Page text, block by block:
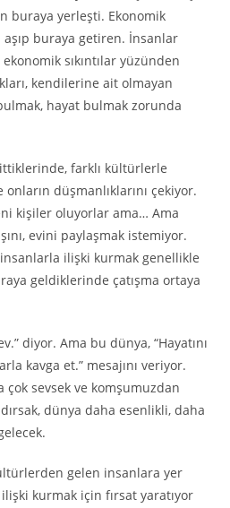
buraya yerleşti. Ekonomik
aşıp buraya getiren. İnsanlar
sıkıntılar yüzünden
kendilerine ait olmayan
hayat bulmak zorunda
farklı kültürlerle
onların düşmanlıklarını çekiyor.
kişiler oluyorlar ama… Ama
evini paylaşmak istemiyor.
ilişki kurmak genellikle
geldiklerinde çatışma ortaya
diyor. Ama bu dünya, “Hayatını
kavga et.” mesajını veriyor.
çok sevsek ve komşumuzdan
dünya daha esenlikli, daha
gelen insanlara yer
kurmak için fırsat yaratıyor